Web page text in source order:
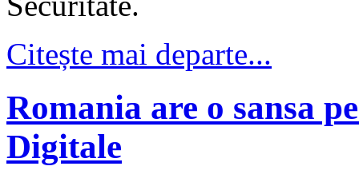
Citește mai departe...
Romania are o sansa
Digitale